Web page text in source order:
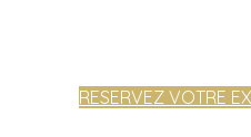
RESERVEZ VOTRE